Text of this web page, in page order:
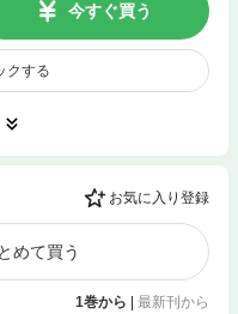
今すぐ買う
クする
お気に入り登録
めて買う
1巻から 最新刊から